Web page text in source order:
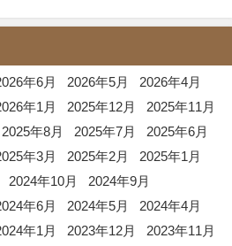
年6月 2026年5月
2026年4月
年1月 2025年12月
2025年11月
2025年8月 2025年7月
2025年6月
年3月 2025年2月
2025年1月
2024年10月
2024年9月
年6月 2024年5月
2024年4月
年1月 2023年12月
2023年11月